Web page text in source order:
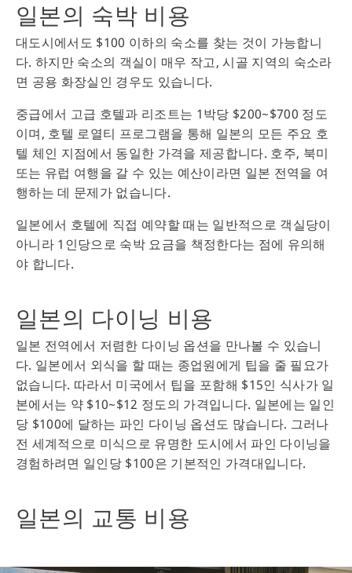
일본의 숙박 비용
대도시에서도 $100 이하의 숙소를 찾는 것이 가능합니
다. 하지만 숙소의 객실이 매우 작고, 시골 지역의 숙소라
면 공용 화장실인 경우도 있습니다.
중급에서 고급 호텔과 리조트는 1박당 $200~$700 정도
이며, 호텔 로열티 프로그램을 통해 일본의 모든 주요 호
텔 체인 지점에서 동일한 가격을 제공합니다. 호주, 북미
또는 유럽 여행을 갈 수 있는 예산이라면 일본 전역을 여
행하는 데 문제가 없습니다.
일본에서 호텔에 직접 예약할 때는 일반적으로 객실당이
아니라 1인당으로 숙박 요금을 책정한다는 점에 유의해
야 합니다.
일본의 다이닝 비용
일본 전역에서 저렴한 다이닝 옵션을 만나볼 수 있습니
다. 일본에서 외식을 할 때는 종업원에게 팁을 줄 필요가
없습니다. 따라서 미국에서 팁을 포함해 $15인 식사가 일
본에서는 약 $10~$12 정도의 가격입니다. 일본에는 일인
당 $100에 달하는 파인 다이닝 옵션도 많습니다. 그러나
전 세계적으로 미식으로 유명한 도시에서 파인 다이닝을
경험하려면 일인당 $100은 기본적인 가격대입니다.
일본의 교통 비용